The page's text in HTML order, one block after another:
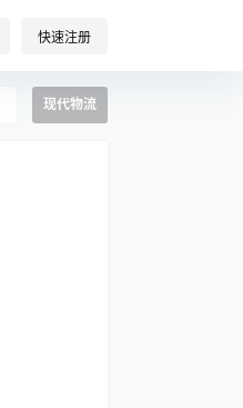
快速注册
现代物流